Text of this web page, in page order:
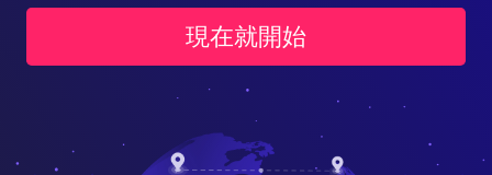
現在就開始